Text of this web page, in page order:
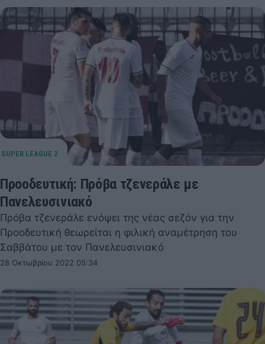
Προοδευτική: Πρόβα τζενεράλε με
Πανελευσινιακό
Πρόβα τζενεράλε ενόψει της νέας σεζόν για την
Προοδευτική θεωρείται η φιλική αναμέτρηση του
Σαββάτου με τον Πανελευσινιακό
28 Οκτωβρίου 2022 05:34